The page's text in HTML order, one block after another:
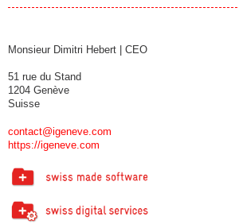
Monsieur Dimitri Hebert | CEO
51 rue du Stand
1204 Genève
Suisse
contact@igeneve.com
https://igeneve.com